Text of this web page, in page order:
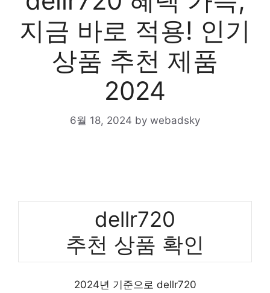
지금 바로 적용! 인기
상품 추천 제품
2024
6월 18, 2024 by webadsky
dellr720
추천 상품 확인
2024년 기준으로 dellr720